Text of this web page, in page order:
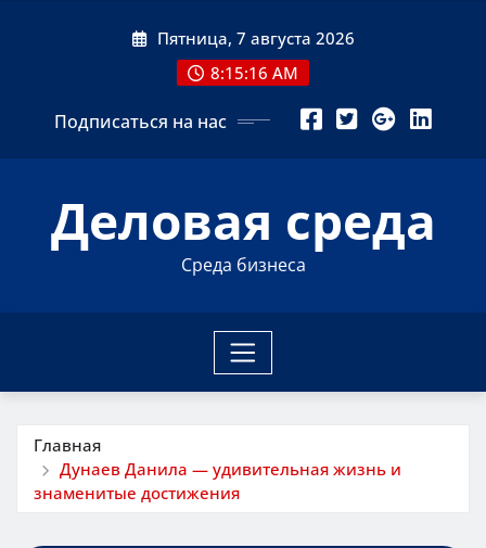
Пятница, 7 августа 2026
8:15:17 AM
Подписаться на нас
Деловая среда
Среда бизнеса
Главная
Дунаев Данила — удивительная жизнь и
знаменитые достижения